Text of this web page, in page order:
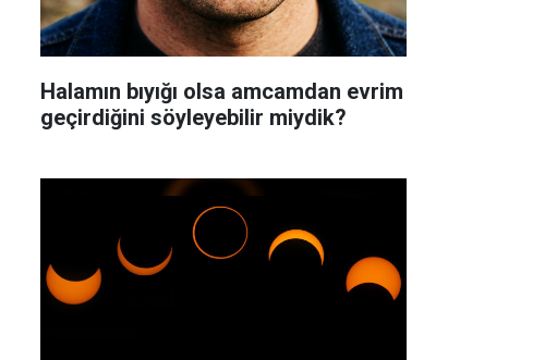
Halamın bıyığı olsa amcamdan evrim
geçirdiğini söyleyebilir miydik?